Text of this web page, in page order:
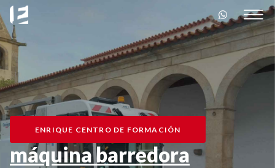
ENRIQUE CENTRO DE FORMACIÓN
máquina barredora